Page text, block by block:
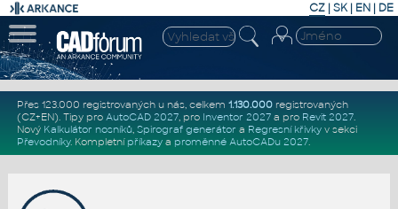
CZ | SK| EN | DE
Přes 123.000 registrovaných u nás, celkem 1.130.000registrovaných
(CZ+EN). Tipy pro AutoCAD 2027, pro Inventor 2027a pro Revit 2027.
Nový Kalkulátor nosníků, Spirograf generátor a Regresní křivkyv sekci
Převodníky. Kompletní příkazya proměnné AutoCADu 2027.